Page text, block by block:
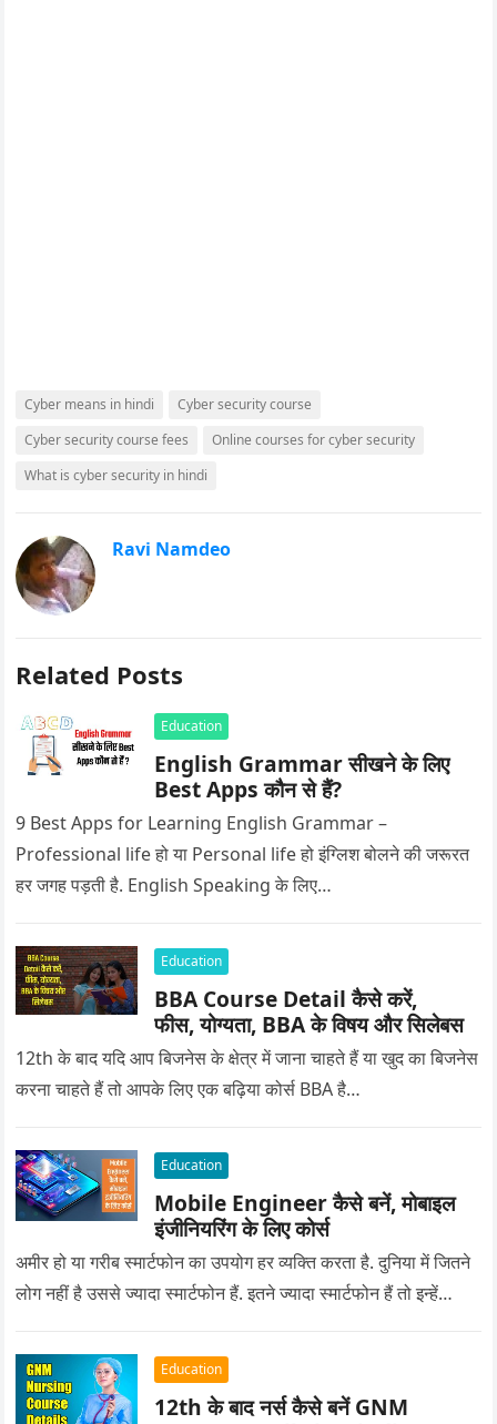
Cyber means in hindi
Cyber security course
Cyber security course fees
Online courses for cyber security
What is cyber security in hindi
Ravi Namdeo
Related Posts
Education
English Grammar सीखने के लिए
Best Apps कौन से हैं?
9 Best Apps for Learning English Grammar –
Professional life हो या Personal life हो इंग्लिश बोलने की जरूरत
हर जगह पड़ती है. English Speaking के लिए…
Education
BBA Course Detail कैसे करें,
फीस, योग्यता, BBA के विषय और सिलेबस
12th के बाद यदि आप बिजनेस के क्षेत्र में जाना चाहते हैं या खुद का बिजनेस
करना चाहते हैं तो आपके लिए एक बढ़िया कोर्स BBA है…
Education
Mobile Engineer कैसे बनें, मोबाइल
इंजीनियरिंग के लिए कोर्स
अमीर हो या गरीब स्मार्टफोन का उपयोग हर व्यक्ति करता है. दुनिया में जितने
लोग नहीं है उससे ज्यादा स्मार्टफोन हैं. इतने ज्यादा स्मार्टफोन हैं तो इन्हें…
Education
12th के बाद नर्स कैसे बनें GNM